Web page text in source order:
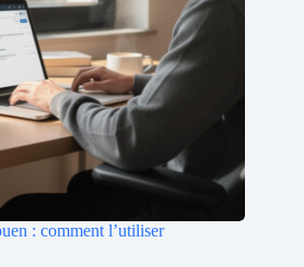
: comment l’utiliser